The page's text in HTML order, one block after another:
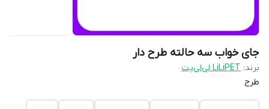
جای خواب سه حالته طرح دار
برند: LiLiPET لی‌لی‌پت
طرح